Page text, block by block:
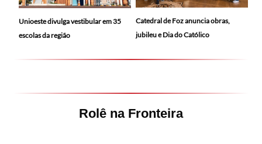
Unioeste divulga vestibular em 35
escolas da região
Catedral de Foz anuncia obras,
jubileu e Dia do Católico
Rolê na Fronteira